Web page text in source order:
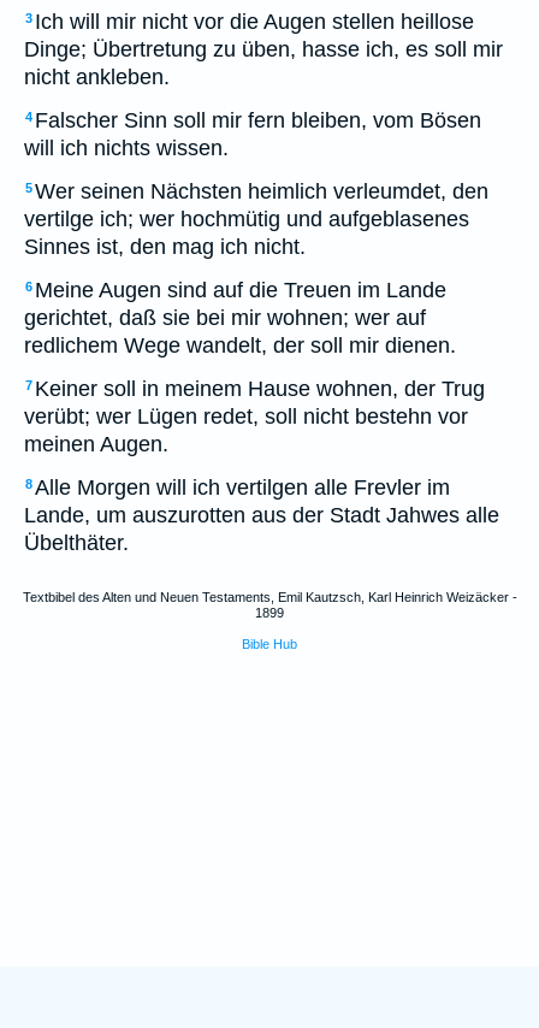
3 Ich will mir nicht vor die Augen stellen heillose
Dinge; Übertretung zu üben, hasse ich, es soll mir
nicht ankleben.
4 Falscher Sinn soll mir fern bleiben, vom Bösen
will ich nichts wissen.
5Wer seinen Nächsten heimlich verleumdet, den
vertilge ich; wer hochmütig und aufgeblasenes
Sinnes ist, den mag ich nicht.
6 Meine Augen sind auf die Treuen im Lande
gerichtet, daß sie bei mir wohnen; wer auf
redlichem Wege wandelt, der soll mir dienen.
7 Keiner soll in meinem Hause wohnen, der Trug
verübt; wer Lügen redet, soll nicht bestehn vor
meinen Augen.
8Alle Morgen will ich vertilgen alle Frevler im
Lande, um auszurotten aus der Stadt Jahwes alle
Übelthäter.
Textbibel des Alten und Neuen Testaments, Emil Kautzsch, Karl Heinrich Weizäcker -
1899
Bible Hub